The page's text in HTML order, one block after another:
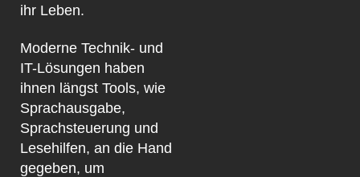
ihr Leben.
Moderne Technik- und
IT-Lösungen haben
ihnen längst Tools, wie
Sprachausgabe,
Sprachsteuerung und
Lesehilfen, an die Hand
gegeben, um